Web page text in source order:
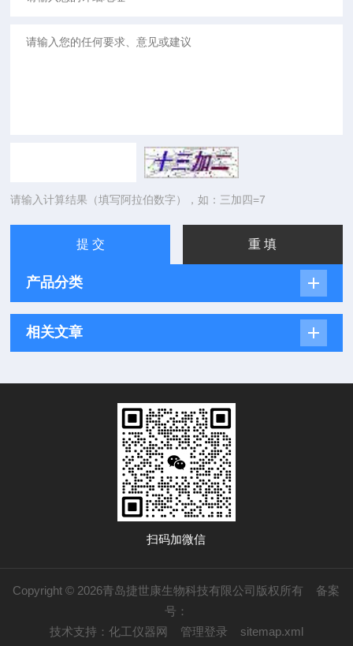
请输入计算结果（填写阿拉伯数字），如：三加四=7
产品分类
相关文章
扫码加微信
Copyright © 2026青岛捷世康生物科技有限公司版权所有 备案
号：
技术支持： 化工仪器网 管理登录 sitemap.xml